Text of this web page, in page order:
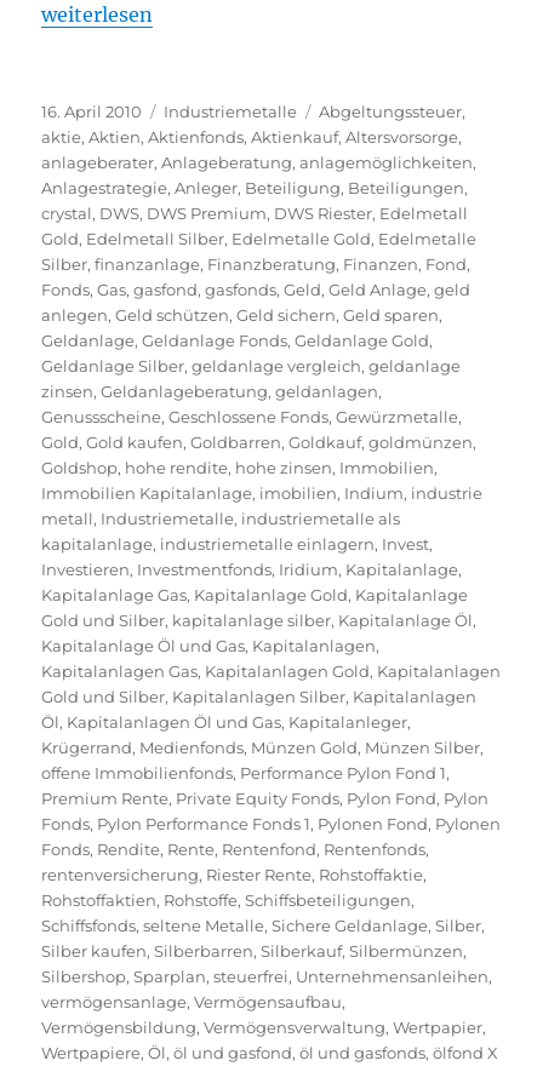
„Den Innovationen geht der Rohstoff aus“
weiterlesen
Veröffentlicht
am
16. April 2010 Kategorien
Industriemetalle Schlagwörter
Abgeltungssteuer,
aktie,Aktien,Aktienfonds,Aktienkauf,Altersvorsorge,
anlageberater,Anlageberatung,anlagemöglichkeiten,
Anlagestrategie,Anleger, Beteiligung, Beteiligungen,
crystal, DWS, DWS Premium, DWS Riester, Edelmetall
Gold, Edelmetall Silber, Edelmetalle Gold, Edelmetalle
Silber,finanzanlage, Finanzberatung, Finanzen, Fond,
Fonds,Gas,gasfond,gasfonds,Geld,Geld Anlage,geld
anlegen,Geld schützen,Geld sichern,Geld sparen,
Geldanlage,Geldanlage Fonds,Geldanlage Gold,
Geldanlage Silber,geldanlage vergleich,geldanlage
zinsen,Geldanlageberatung,geldanlagen,
Genussscheine,Geschlossene Fonds,Gewürzmetalle,
Gold,Gold kaufen,Goldbarren,Goldkauf,goldmünzen,
Goldshop, hohe rendite, hohe zinsen, Immobilien,
Immobilien Kapitalanlage, imobilien, Indium, industrie
metall, Industriemetalle, industriemetalle als
kapitalanlage, industriemetalle einlagern, Invest,
Investieren, Investmentfonds, Iridium, Kapitalanlage,
Kapitalanlage Gas, Kapitalanlage Gold, Kapitalanlage
Gold und Silber, kapitalanlage silber, Kapitalanlage Öl,
Kapitalanlage Öl und Gas, Kapitalanlagen,
Kapitalanlagen Gas, Kapitalanlagen Gold, Kapitalanlagen
Gold und Silber, Kapitalanlagen Silber, Kapitalanlagen
Öl, Kapitalanlagen Öl und Gas, Kapitalanleger,
Krügerrand, Medienfonds, Münzen Gold, Münzen Silber,
offene Immobilienfonds, Performance Pylon Fond 1,
Premium Rente, Private Equity Fonds, Pylon Fond, Pylon
Fonds, Pylon Performance Fonds 1, Pylonen Fond, Pylonen
Fonds, Rendite, Rente, Rentenfond, Rentenfonds,
rentenversicherung, Riester Rente, Rohstoffaktie,
Rohstoffaktien, Rohstoffe,Schiffsbeteiligungen,
Schiffsfonds,seltene Metalle,Sichere Geldanlage,Silber,
Silber kaufen,Silberbarren,Silberkauf,Silbermünzen,
Silbershop,Sparplan,steuerfrei, Unternehmensanleihen,
vermögensanlage,Vermögensaufbau,
Vermögensbildung,Vermögensverwaltung,Wertpapier,
Wertpapiere,Öl,öl und gasfond,öl und gasfonds,ölfond X